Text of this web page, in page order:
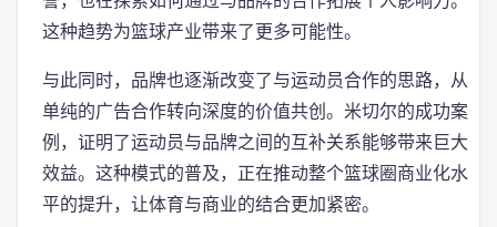
这种趋势为篮球产业带来了更多可能性。
与此同时，品牌也逐渐改变了与运动员合作的思路，从
单纯的广告合作转向深度的价值共创。米切尔的成功案
例，证明了运动员与品牌之间的互补关系能够带来巨大
效益。这种模式的普及，正在推动整个篮球圈商业化水
平的提升，让体育与商业的结合更加紧密。